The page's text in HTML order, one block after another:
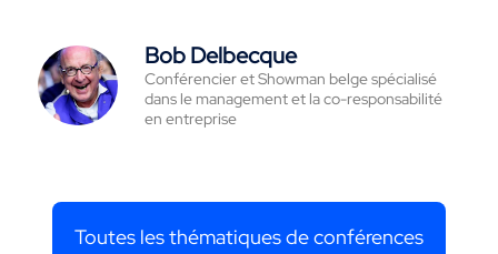
Bob Delbecque
Conférencier et Showman belge spécialisé
dans le management et la co-responsabilité
en entreprise
Toutes les thématiques de conférences